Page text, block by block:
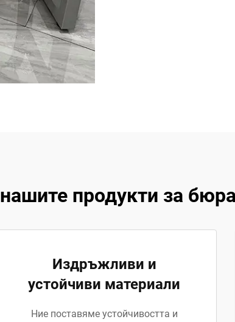
продукти за
Издръжливи и
устойчиви материали
Ние поставяме устойчивостта и